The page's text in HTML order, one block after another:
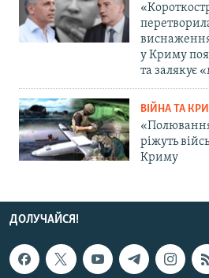
у Криму
та залякує
ВІЙНА ТА
ріжуть
Криму
ДОЛУЧАЙСЯ!